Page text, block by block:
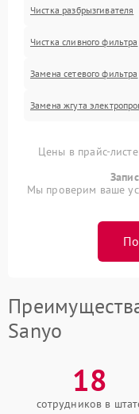
Чистка разбрызгивателя
Чистка сливного фильтра
Замена сетевого фильтра
Замена жгута
Цены в прайс-
Мы проверим ваше
Sanyo
18
сотрудников в